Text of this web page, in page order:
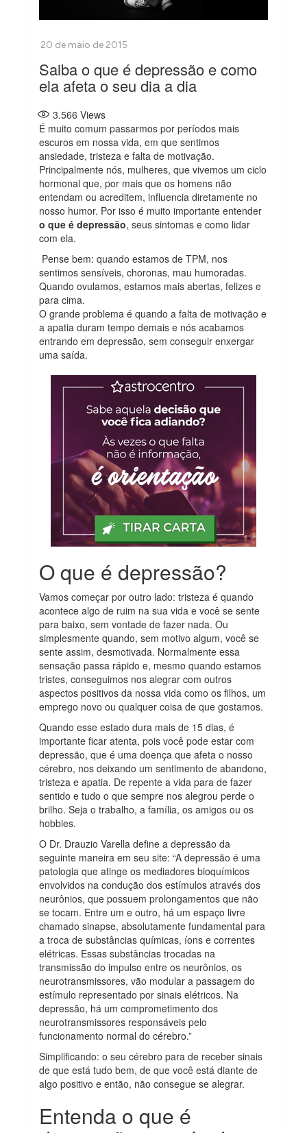
Saiba o que é depressão e como
ela afeta o seu dia a dia
3.566 Views
É muito comum passarmos por períodos mais
escuros em nossa vida, em que sentimos
ansiedade, tristeza e falta de motivação.
Principalmente nós, mulheres, que vivemos um ciclo
hormonal que, por mais que os homens não
entendam ou acreditem, influencia diretamente no
nosso humor. Por isso é muito importante entender
o que é depressão, seus sintomas e como lidar
com ela.
Pense bem: quando estamos de TPM, nos
sentimos sensíveis, choronas, mau humoradas.
Quando ovulamos, estamos mais abertas, felizes e
para cima.
O grande problema é quando a falta de motivação e
a apatia duram tempo demais e nós acabamos
entrando em depressão, sem conseguir enxergar
uma saída.
O que é depressão?
Vamos começar por outro lado: tristeza é quando
acontece algo de ruim na sua vida e você se sente
para baixo, sem vontade de fazer nada. Ou
simplesmente quando, sem motivo algum, você se
sente assim, desmotivada. Normalmente essa
sensação passa rápido e, mesmo quando estamos
tristes, conseguimos nos alegrar com outros
aspectos positivos da nossa vida como os filhos, um
emprego novo ou qualquer coisa de que gostamos.
Quando esse estado dura mais de 15 dias, é
importante ficar atenta, pois você pode estar com
depressão, que é uma doença que afeta o nosso
cérebro, nos deixando um sentimento de abandono,
tristeza e apatia. De repente a vida para de fazer
sentido e tudo o que sempre nos alegrou perde o
brilho. Seja o trabalho, a família, os amigos ou os
hobbies.
O Dr. Drauzio Varella define a depressão da
seguinte maneira em seu site: “A depressão é uma
patologia que atinge os mediadores bioquímicos
envolvidos na condução dos estímulos através dos
neurônios, que possuem prolongamentos que não
se tocam. Entre um e outro, há um espaço livre
chamado sinapse, absolutamente fundamental para
a troca de substâncias químicas, íons e correntes
elétricas. Essas substâncias trocadas na
transmissão do impulso entre os neurônios, os
neurotransmissores, vão modular a passagem do
estímulo representado por sinais elétricos. Na
depressão, há um comprometimento dos
neurotransmissores responsáveis pelo
funcionamento normal do cérebro.”
Simplificando: o seu cérebro para de receber sinais
de que está tudo bem, de que você está diante de
algo positivo e então, não consegue se alegrar.
Entenda o que é